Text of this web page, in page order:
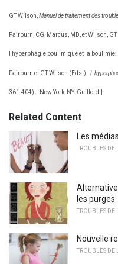
GT Wilson,Manuel de traitement des
Fairburn, CG, Marcus, MD, et Wilson,
l'hyperphagie boulimique et la
Fairburn et GT Wilson (Eds.).
361-404) New York, NY: Guilford.]
Related Content
Les
TROUBLES DE
les purges
TROUBLES DE
Nouvelle
TROUBLES DE